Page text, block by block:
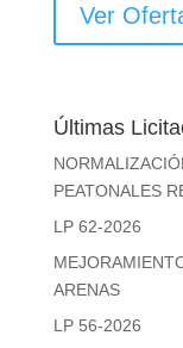
Ver
Últimas
PEATONALES
LP 62-2026
ARENAS
LP 56-2026